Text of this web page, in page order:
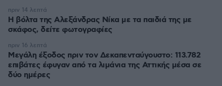
Η βόλτα της Αλεξάνδρας Νίκα με τα παιδιά της με
σκάφος, δείτε φωτογραφίες
πριν 14 λεπτά
Μεγάλη έξοδος πριν τον Δεκαπενταύγουστο: 113.782
επιβάτες έφυγαν από τα λιμάνια της Αττικής μέσα σε
δύο ημέρες
πριν 16 λεπτά